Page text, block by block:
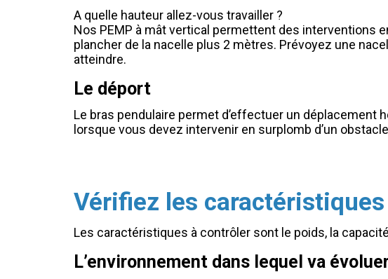
A quelle hauteur allez-vous travailler ?
Nos PEMP à mât vertical permettent des interventions
plancher de la nacelle plus 2 mètres. Prévoyez une
atteindre.
Le déport
Le bras pendulaire permet d’effectuer un déplacement
lorsque vous devez intervenir en surplomb d’un
Vérifiez les
Les caractéristiques à contrôler sont le poids, la
L’environnement dans lequel va